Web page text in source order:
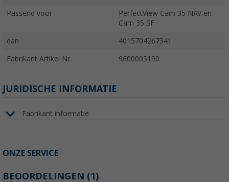
Passend voor
PerfectView Cam 35 NAV en
Cam 35 SF
ean 4015704267341
Fabrikant Artikel Nr. 9600005190
JURIDISCHE INFORMATIE
Fabrikant informatie
ONZE SERVICE
BEOORDELINGEN (1)